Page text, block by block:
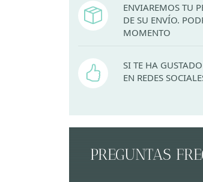
ENVIAREMOS TU
DE SU ENVÍO.
MOMENTO
SI TE HA
EN REDES
PREGUNTAS